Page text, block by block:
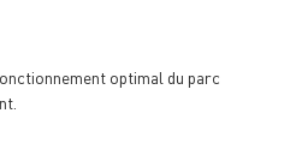
optimal du parc